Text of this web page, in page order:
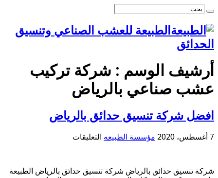
الطبيعة للعشب الصناعي وتنسيق
الحدائق
أرشيف الوسم : شركة تركيب
عشب صناعي بالرياض
افضل شركة تنسيق حدائق بالرياض
7 أغسطس، 2020 مؤسسة الطبيعه التعليقات
حدائق
شركة تنسيق حدائق بالرياض شركة تنسيق حدائق بالرياض الطبيعة